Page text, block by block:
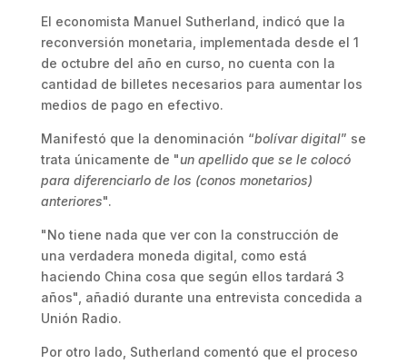
El economista Manuel Sutherland, indicó que la
reconversión monetaria, implementada desde el 1
de octubre del año en curso, no cuenta con la
cantidad de billetes necesarios para aumentar los
medios de pago en efectivo.
Manifestó que la denominación “bolívar digital” se
trata únicamente de "un apellido que se le colocó
para diferenciarlo de los (conos monetarios)
anteriores".
"No tiene nada que ver con la construcción de
una verdadera moneda digital, como está
haciendo China cosa que según ellos tardará 3
años", añadió durante una entrevista concedida a
Unión Radio.
Por otro lado, Sutherland comentó que el proceso